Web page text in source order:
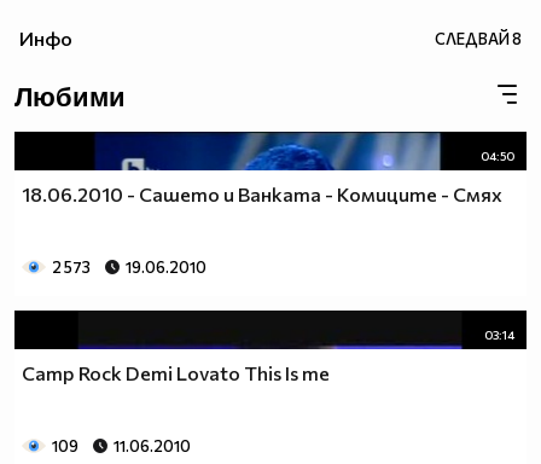
Инфо СЛЕДВАЙ8
Любими
04:50
18.06.2010 - Сашето и Ванката - Комиците - Смях
2 573 19.06.2010
03:14
Camp Rock Demi Lovato This Is me
109 11.06.2010